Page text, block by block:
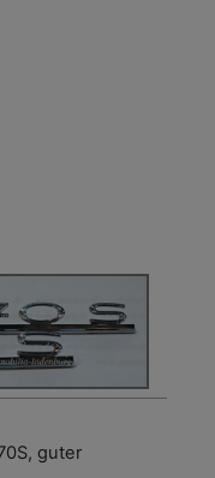
guter